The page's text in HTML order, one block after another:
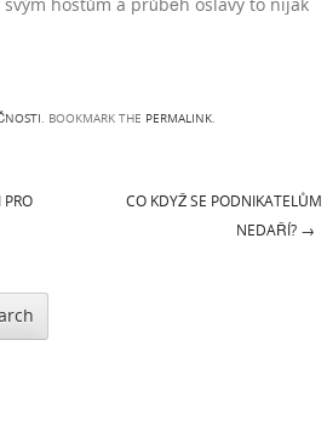
. BOOKMARK THE PERMALINK.
PRO
CO KDYŽ SE PODNIKATELŮM
NEDAŘÍ? →